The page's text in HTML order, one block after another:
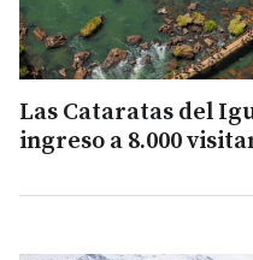
Las Cataratas del
ingreso a 8.000